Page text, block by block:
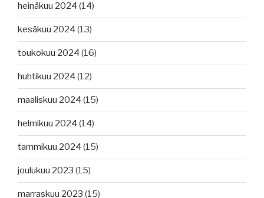
heinäkuu 2024 (14)
kesäkuu 2024 (13)
toukokuu 2024 (16)
huhtikuu 2024 (12)
maaliskuu 2024 (15)
helmikuu 2024 (14)
tammikuu 2024 (15)
joulukuu 2023 (15)
marraskuu 2023 (15)